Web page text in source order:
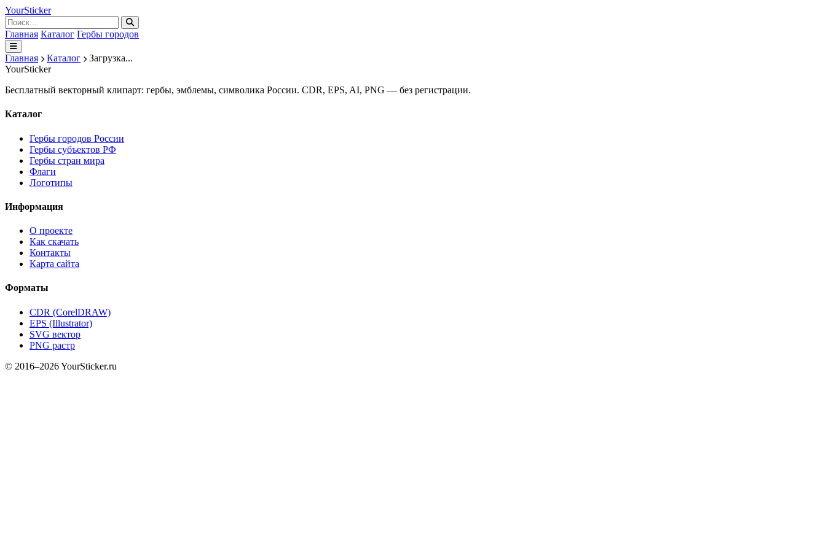
YourSticker
Главная Каталог Гербы городов
Главная Каталог
Загрузка...
YourSticker
Бесплатный векторный клипарт: гербы, эмблемы, символика России. CDR, EPS, AI, PNG — без регистрации.
Каталог
Гербы городов России
Гербы субъектов РФ
Гербы стран мира
Флаги
Логотипы
Информация
О проекте
Как скачать
Контакты
Карта сайта
Форматы
CDR (CorelDRAW)
EPS (Illustrator)
SVG вектор
PNG растр
© 2016–2026 YourSticker.ru